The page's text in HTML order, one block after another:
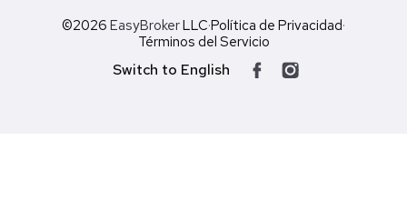
©2026 EasyBrokerLLC·Política de Privacidad·
Términos del Servicio
Switch to English